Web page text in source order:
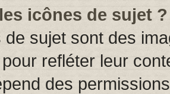
icônes de sujet ?
de sujet sont des
refléter leur
des